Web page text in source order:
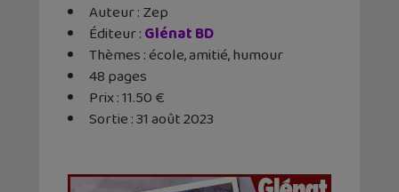
Auteur : Zep
Éditeur :Glénat BD
Thèmes : école, amitié, humour
48 pages
Prix : 11.50 €
Sortie : 31 août 2023